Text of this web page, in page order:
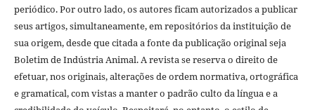
periódico. Por outro lado, os autores ficam autorizados a publicar
seus artigos, simultaneamente, em repositórios da instituição de
sua origem, desde que citada a fonte da publicação original seja
Boletim de Indústria Animal. A revista se reserva o direito de
efetuar, nos originais, alterações de ordem normativa, ortográfica
e gramatical, com vistas a manter o padrão culto da língua e a